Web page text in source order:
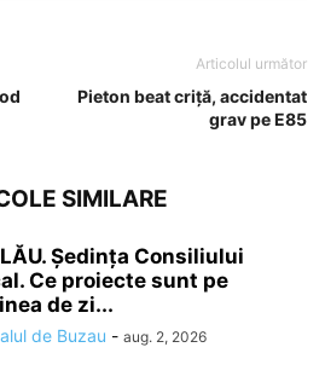
Articolul următor
Pieton beat criță, accidentat
grav pe E85
SIMILARE
Ședința Consiliului
Ce proiecte sunt pe
de zi...
de Buzau - aug. 2, 2026